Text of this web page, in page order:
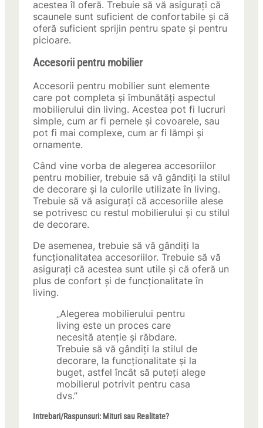
acestea îl oferă. Trebuie să vă asigurați că
scaunele sunt suficient de confortabile și că
oferă suficient sprijin pentru spate și pentru
picioare.
Accesorii pentru mobilier
Accesorii pentru mobilier sunt elemente
care pot completa și îmbunătăți aspectul
mobilierului din living. Acestea pot fi lucruri
simple, cum ar fi pernele și covoarele, sau
pot fi mai complexe, cum ar fi lămpi și
ornamente.
Când vine vorba de alegerea accesoriilor
pentru mobilier, trebuie să vă gândiți la stilul
de decorare și la culorile utilizate în living.
Trebuie să vă asigurați că accesoriile alese
se potrivesc cu restul mobilierului și cu stilul
de decorare.
De asemenea, trebuie să vă gândiți la
funcționalitatea accesoriilor. Trebuie să vă
asigurați că acestea sunt utile și că oferă un
plus de confort și de funcționalitate în
living.
„Alegerea mobilierului pentru
living este un proces care
necesită atenție și răbdare.
Trebuie să vă gândiți la stilul de
decorare, la funcționalitate și la
buget, astfel încât să puteți alege
mobilierul potrivit pentru casa
dvs.”
Intrebari/Raspunsuri: Mituri sau Realitate?